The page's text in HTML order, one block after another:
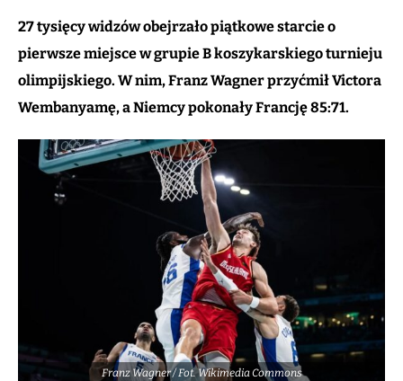
27 tysięcy widzów obejrzało piątkowe starcie o
pierwsze miejsce w grupie B koszykarskiego turnieju
olimpijskiego. W nim, Franz Wagner przyćmił Victora
Wembanyamę, a Niemcy pokonały Francję 85:71.
Franz Wagner / Fot. Wikimedia Commons